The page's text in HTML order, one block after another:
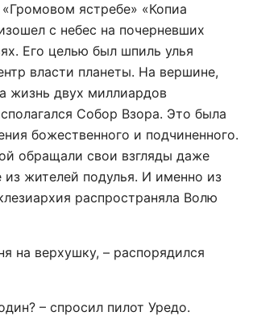
ястребе» «Копиа
с небес на почерневших
Его целью был шпиль улья
власти планеты. На вершине,
жизнь двух миллиардов
Собор Взора. Это была
божественного и подчиненного.
обращали свои взгляды даже
из жителей подулья. И именно из
распространяла Волю
на верхушку, – распорядился
– спросил пилот Уредо.